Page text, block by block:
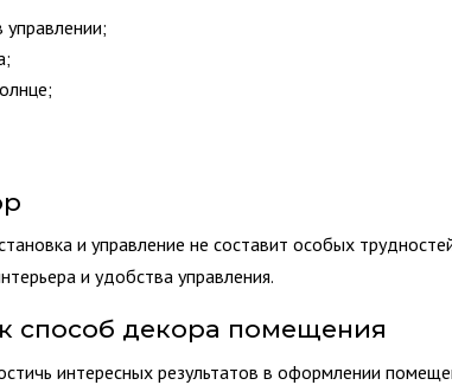
и управление не составит особых
и удобства управления.
способ декора помещения
интересных результатов в оформлении